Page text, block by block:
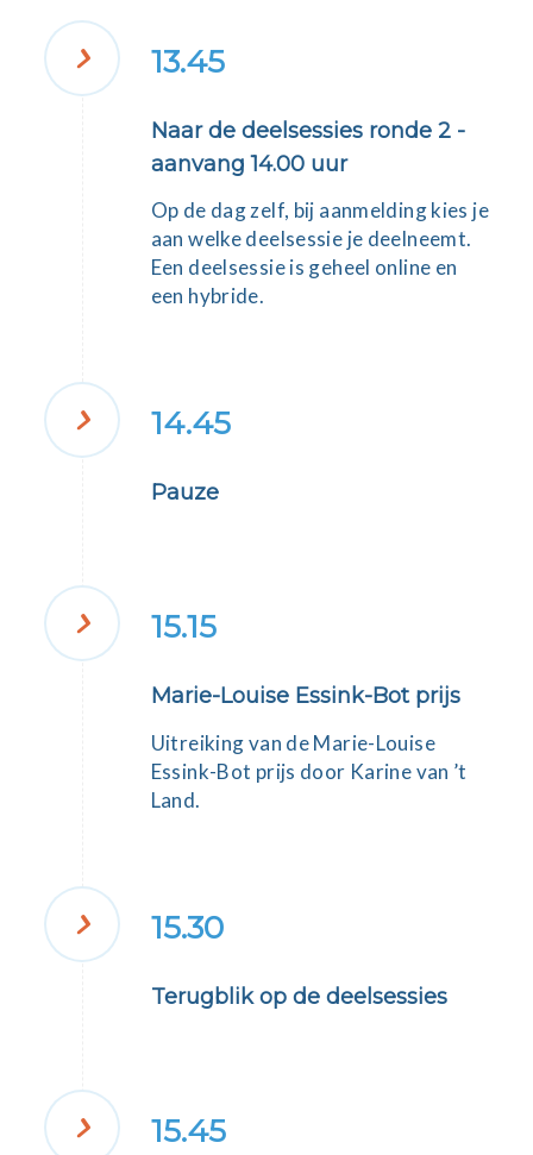
13.45
Naar de deelsessies ronde 2 -
aanvang 14.00 uur
Op de dag zelf, bij aanmelding kies je
aan welke deelsessie je deelneemt.
Een deelsessie is geheel online en
een hybride.
14.45
Pauze
15.15
Marie-Louise Essink-Bot prijs
Uitreiking van de Marie-Louise
Essink-Bot prijs door Karine van ’t
Land.
15.30
Terugblik op de deelsessies
15.45